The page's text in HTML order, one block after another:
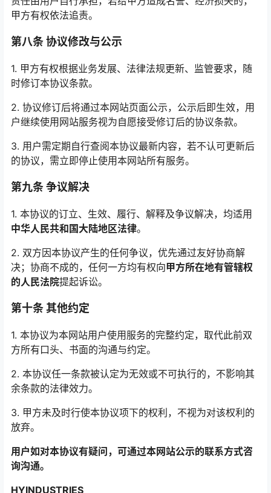
甲方有权依法追责。
第八条 协议修改与公示
1. 甲方有权根据业务发展、法律法规更新、监管要求，随
时修订本协议条款。
2. 协议修订后将通过本网站页面公示，公示后即生效，用
户继续使用网站服务视为自愿接受修订后的协议条款。
3. 用户需定期自行查阅本协议最新内容，若不认可更新后
的协议，需立即停止使用本网站所有服务。
第九条 争议解决
1. 本协议的订立、生效、履行、解释及争议解决，均适用
中华人民共和国大陆地区法律。
2. 双方因本协议产生的任何争议，优先通过友好协商解
决；协商不成的，任何一方均有权向甲方所在地有管辖权
的人民法院提起诉讼。
第十条 其他约定
1. 本协议为本网站用户使用服务的完整约定，取代此前双
方所有口头、书面的沟通与约定。
2. 本协议任一条款被认定为无效或不可执行的，不影响其
余条款的法律效力。
3. 甲方未及时行使本协议项下的权利，不视为对该权利的
放弃。
用户如对本协议有疑问，可通过本网站公示的联系方式咨
询沟通。
HYINDUSTRIES